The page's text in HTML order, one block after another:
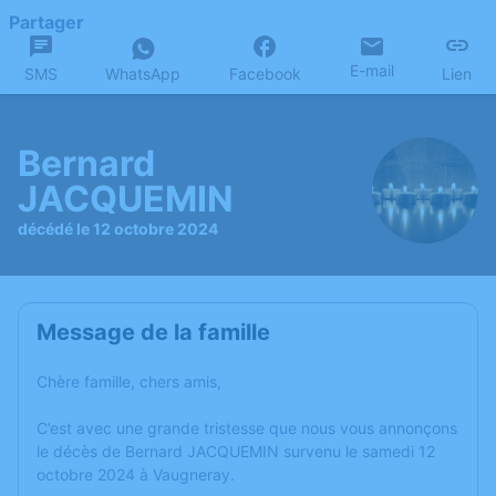
Partager
SMS WhatsApp Facebook E-mail Lien
Bernard
JACQUEMIN
décédé le 12 octobre 2024
Message de la famille
Chère famille, chers amis,
C’est avec une grande tristesse que nous vous annonçons
le décès de Bernard JACQUEMIN survenu le samedi 12
octobre 2024 à Vaugneray.